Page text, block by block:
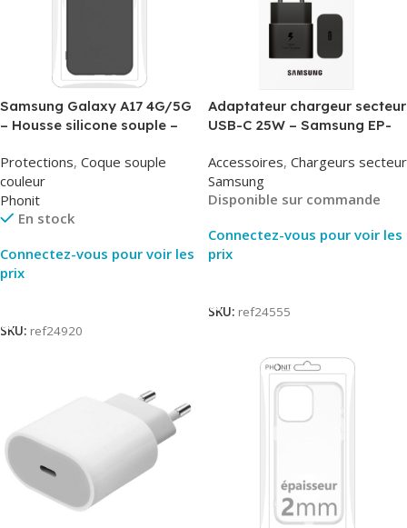
Samsung Galaxy A17 4G/5G
– Housse silicone souple –
Protections, Coque souple
couleur
Phonit
En stock
Connectez-vous pour voir les
prix
SKU: ref24920
Adaptateur chargeur secteur
USB-C 25W – Samsung EP-
Packaging Original
Accessoires, Chargeurs secteur
Samsung
Disponible sur commande
Connectez-vous pour voir les
prix
SKU: ref24555